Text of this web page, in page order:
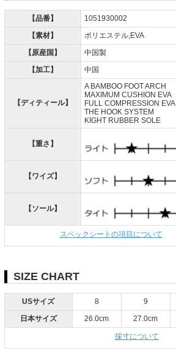
【品番】
1051930002
【素材】
ポリエステル,EVA
【原産国】
中国製
【加工】
中国
【ディティール】
A BAMBOO FOOT ARCH
MAXIMUM CUSHION EVA
FULL COMPRESSION EVA
THE HOOK SYSTEM
KIGHT RUBBER SOLE
【重さ】
【ワイズ】
【ソール】
スペックシートの項目について
SIZE CHART
USサイズ 8 9
日本サイズ
26.0cm 27.0cm
採寸について